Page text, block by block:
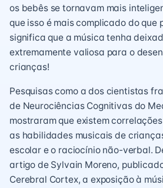
os bebês se tornavam mais
que isso é mais complicado do que
significa que a música tenha
extremamente valiosa para o
crianças!
Pesquisas como a dos cientistas
de Neurociências Cognitivas do
mostraram que existem
as habilidades musicais de
escolar e o raciocínio não-verbal.
artigo de Sylvain Moreno,
Cerebral Cortex, a exposição à